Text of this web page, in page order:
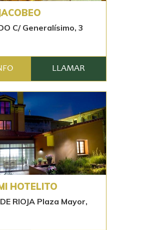
C/ Generalísimo, 3
LLAMAR
HOTELITO
RIOJA Plaza Mayor,